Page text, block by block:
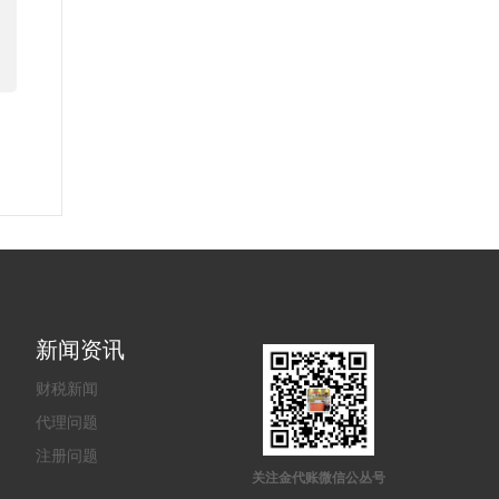
新闻资讯
财税新闻
代理问题
注册问题
关注金代账微信公丛号